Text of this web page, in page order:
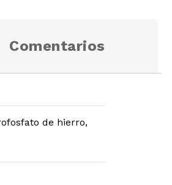
Comentarios
de hierro,